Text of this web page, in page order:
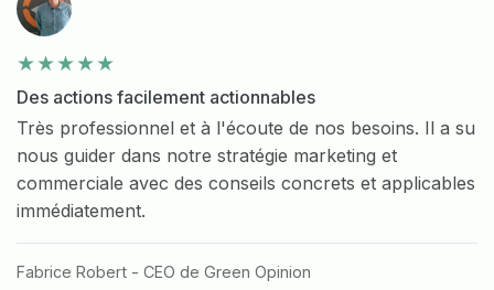
Des actions facilement actionnables
Très professionnel et à l'écoute de nos besoins. Il a su
nous guider dans notre stratégie marketing et
commerciale avec des conseils concrets et applicables
immédiatement.
Fabrice Robert - CEO de Green Opinion